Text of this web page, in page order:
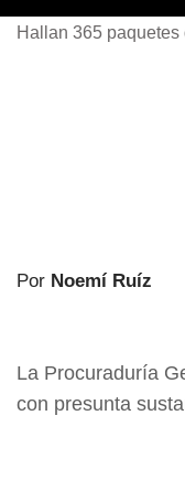
Hallan 365 paquetes
Por Noemí Ruíz
La Procuraduría
con presunta